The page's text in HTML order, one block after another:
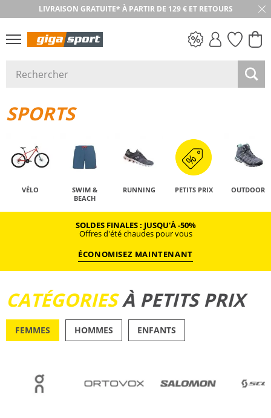
LIVRAISON GRATUITE* À PARTIR DE 129 € ET RETOURS
RETOUR SOUS 30 JOURS
SPORTS
VÉLO
SWIM &
BEACH
RUNNING PETITS PRIX OUTDOOR
SOLDES FINALES : JUSQU'À -50%
Offres d'été chaudes pour vous
ÉCONOMISEZ MAINTENANT
CATÉGORIESÀ PETITS PRIX
FEMMES HOMMES ENFANTS